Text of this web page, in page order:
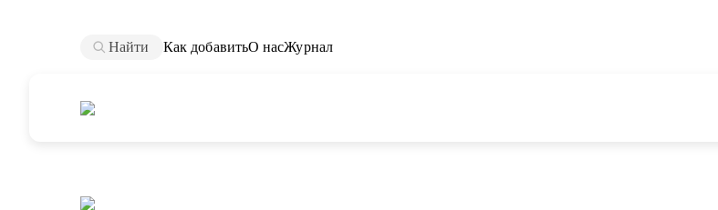
Найти Как добавитьО насЖурнал